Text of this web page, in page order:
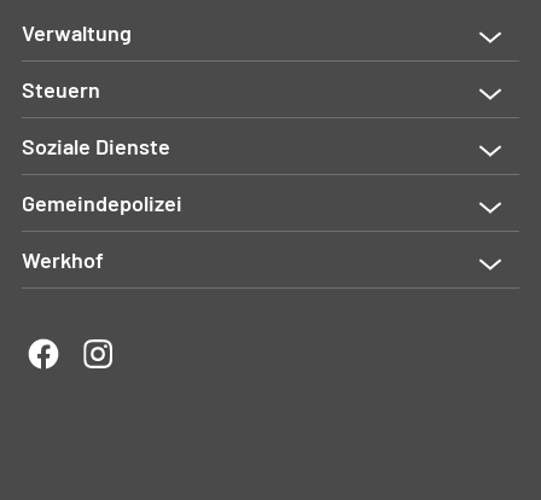
Verwaltung
Steuern
Soziale Dienste
Gemeindepolizei
Werkhof